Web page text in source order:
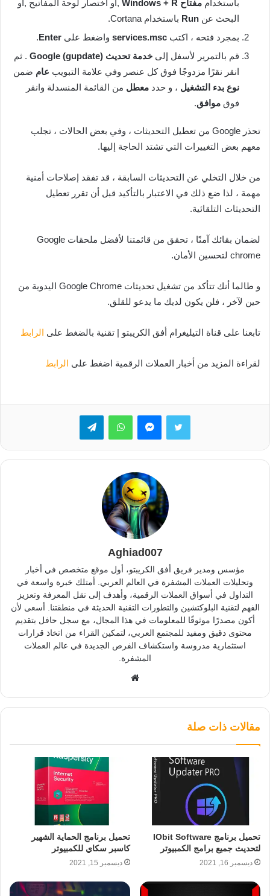
باستخدام مفتاح Windows + R
,أو اختصار لوحة المفاتيح ,أو
البحث عن Run باستخدام Cortana.
بمجرد فتحه ، اكتب services.msc واضغط على Enter
.
قم بالتمرير لأسفل إلى خدمة تحديث Google (gupdate)
. ثم
انقر نقرًا مزدوجًا فوق كل عنصر وفي علامة التبويب عام ضمن
نوع بدء التشغيل ، و حدد معطل من القائمة المنسدلة وانقر
فوق موافق.
تحذر Google من تعطيل التحديثات ، وفي بعض الحالات ، تجلب
معهم بعض التغييرات التي تشتد الحاجة إليها.
من خلال التخلي عن التحديثات السابقة ، قد تفقد إصلاحات أمنية
مهمة ، لذا ضع ذلك في الاعتبار بالتأكيد قبل أن تقرر تعطيل
التحديثات التلقائية.
لضمان بقائك آمنًا ، تحقق من قائمتنا لأفضل ملحقات Google
chrome لتحسين الأمان.
و طالما أنك تتأكد من تشغيل تحديثات Google Chrome اليدوية من
حين لآخر ، فلن يكون لديك ما يدعو للقلق.
تابعنا على قناة التيليغرام أفق الكريبتو | تقنية بالضغط على الرابط
لقراءة المزيد من أخبار العملات الرقمية اضغط على الرابط
تويتر ماسنجرواتساب تيلقرام
Aghiad007
مؤسس ومدير فريق أفق الكريبتو، أول موقع متخصص في أخبار
وتحليلات العملات المشفرة في العالم العربي. أمتلك خبرة واسعة في
التداول في أسواق العملات الرقمية، وأهدف إلى نقل المعرفة وتعزيز
الفهم لتقنية البلوكتشين والتطورات التقنية الحديثة في منطقتنا. أسعى لأن
أكون مصدرًا موثوقًا للمعلومات في هذا المجال، مع سجل حافل بتقديم
محتوى دقيق ومفيد للمجتمع العربي، لتمكين القراء من اتخاذ قرارات
استثمارية مدروسة واستكشاف الفرص الجديدة في عالم العملات
المشفرة.
مقالات ذات صلة
تحميل برنامج IObit Software
لتحديث جميع برامج الكمبيوتر
ديسمبر 16, 2021
تحميل برنامج الحماية الشهير
كاسبر سكاي للكمبيوتر
ديسمبر 15, 2021